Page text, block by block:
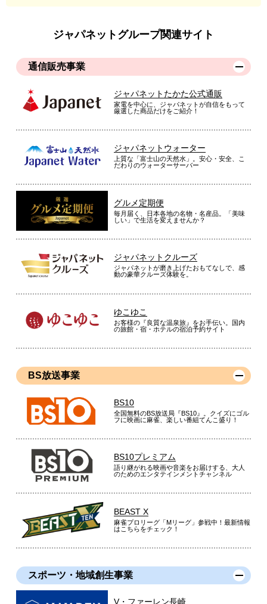
ジャパネットグループ関連サイト
通信販売事業
ジャパネットたかた公式通販
家電を中心に、ジャパネットが自信をもって
厳選した商品だけをご紹介！
ジャパネットウォーター
上質な「富士山の天然水」。安心・安全、こ
だわりのウォーターサーバー
グルメ定期便
毎月届く、日本各地の名物・名産品。「美味
しい」で生活を変えませんか？
ジャパネットクルーズ
ジャパネットが磨き上げたおもてなしで、感
動の豪華クルーズ体験を。
ゆこゆこ
お客様の『良質な温泉旅』をお手伝い。国内
の旅館・宿・ホテルの宿泊予約サイト
BS放送事業
BS10
全国無料のBS放送局『BS10』。クイズにゴル
フに映画に麻雀、楽しい番組てんこ盛り！
BS10プレミアム
語り継がれる映画や音楽をお届けする、大人
のためのエンタテインメントチャンネル
BEAST X
麻雀プロリーグ「Mリーグ」参戦中！最新情報
はこちらをチェック！
スポーツ・地域創生事業
V・ファーレン長崎